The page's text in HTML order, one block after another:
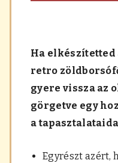
Ha elkészítetted
retro
gyere vissza az
görgetve egy
a
Egyrészt azért,